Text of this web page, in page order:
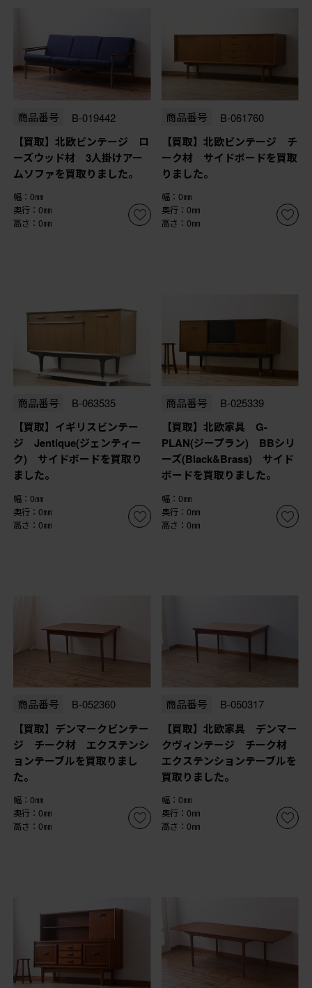
商品番号 B-019442
【買取】北欧ビンテージ ロ
ーズウッド材 3人掛けアー
ムソファを買取りました。
幅：0㎜
奥行：0㎜
高さ：0㎜
商品番号 B-061760
【買取】北欧ビンテージ チ
ーク材 サイドボードを買取
りました。
幅：0㎜
奥行：0㎜
高さ：0㎜
商品番号 B-063535
【買取】イギリスビンテー
ジ Jentique(ジェンティー
ク) サイドボードを買取り
ました。
幅：0㎜
奥行：0㎜
高さ：0㎜
商品番号 B-025339
【買取】北欧家具 G-
PLAN(ジープラン) BBシリ
ーズ(Black&Brass) サイド
ボードを買取りました。
幅：0㎜
奥行：0㎜
高さ：0㎜
商品番号 B-052360
【買取】デンマークビンテー
ジ チーク材 エクステンシ
ョンテーブルを買取りまし
た。
幅：0㎜
奥行：0㎜
高さ：0㎜
商品番号 B-050317
【買取】北欧家具 デンマー
クヴィンテージ チーク材
エクステンションテーブルを
買取りました。
幅：0㎜
奥行：0㎜
高さ：0㎜